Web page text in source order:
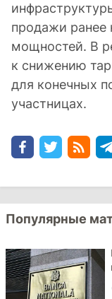
продажи ранее
мощностей. В
к снижению
для конечных
участницах.
Популярные